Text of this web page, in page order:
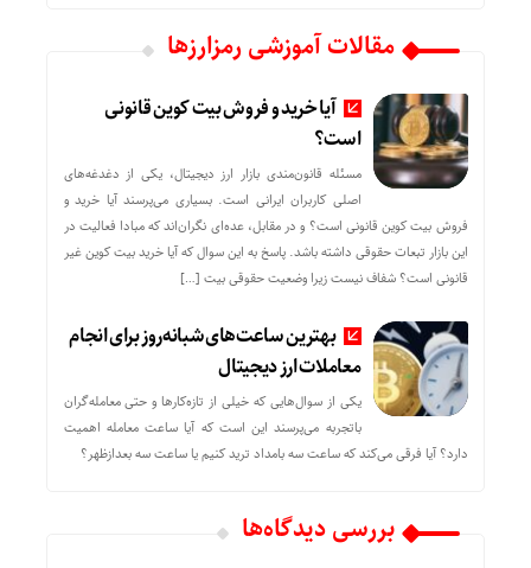
مقالات آموزشی رمزارزها
آیا خرید و فروش بیت کوین قانونی
است؟
مسئله قانون‌مندی بازار ارز دیجیتال، یکی از دغدغه‌های
اصلی کاربران ایرانی است. بسیاری می‌پرسند آیا خرید و
فروش بیت کوین قانونی است؟ و در مقابل، عده‌ای نگران‌اند که مبادا فعالیت در
این بازار تبعات حقوقی داشته باشد. پاسخ به این سوال که آیا خرید بیت کوین غیر
قانونی است؟ شفاف نیست زیرا وضعیت حقوقی بیت‌ […]
بهترین ساعت‌های شبانه‌روز برای انجام
معاملات ارز دیجیتال
یکی از سوال‌هایی که خیلی از تازه‌کارها و حتی معامله‌گران
باتجربه می‌پرسند این است که آیا ساعت معامله اهمیت
دارد؟ آیا فرقی می‌کند که ساعت سه بامداد ترید کنیم یا ساعت سه بعدازظهر؟
بررسی دیدگاه‌ها